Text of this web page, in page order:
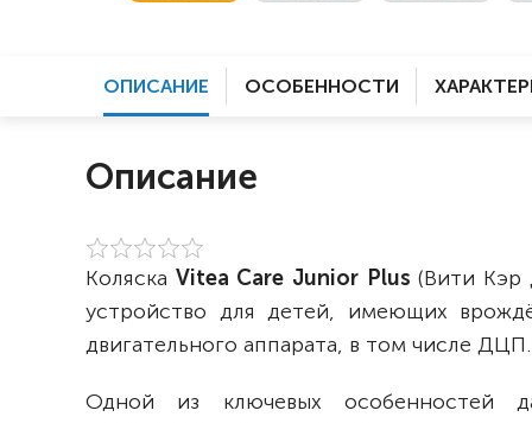
ОПИСАНИЕ ОСОБЕННОСТИ
Описание
Коляска Vitea Care Junior Plus (Вити Кэр
устройство для детей, имеющих
двигательного аппарата, в том числе ДЦП.
Одной из ключевых особенностей